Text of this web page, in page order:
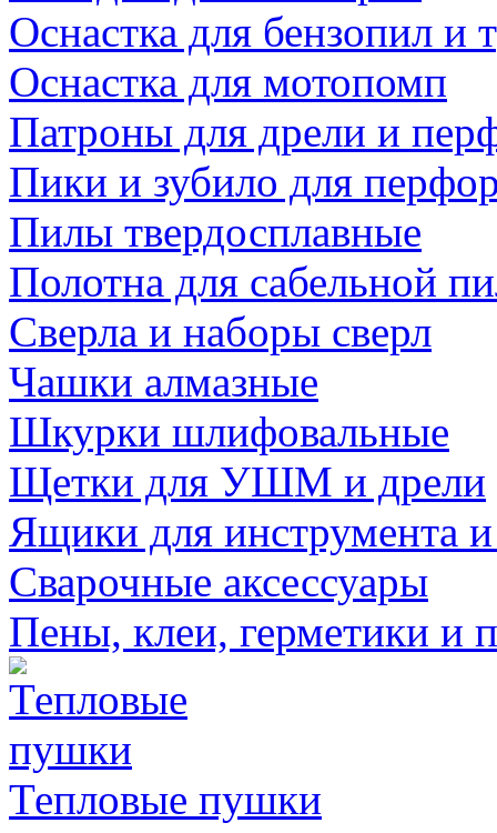
Оснастка для бензопил и
Оснастка для мотопомп
Патроны для дрели и
Пики и зубило для
Пилы твердосплавные
Полотна для сабельной
Сверла и наборы сверл
Чашки алмазные
Шкурки шлифовальные
Щетки для УШМ и дрели
Ящики для инструмента
Сварочные аксессуары
Пены, клеи, герметики и
Тепловые пушки